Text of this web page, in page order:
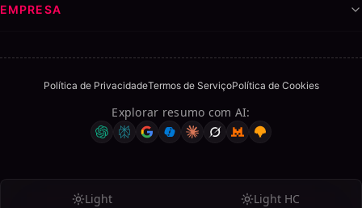
EMPRESA
Política de PrivacidadeTermos de ServiçoPolítica de Cookies
Explorar resumo com AI:
Light Light HC